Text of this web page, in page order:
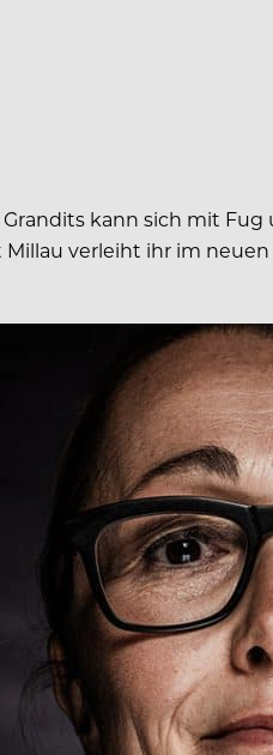
kann sich mit
verleiht ihr im